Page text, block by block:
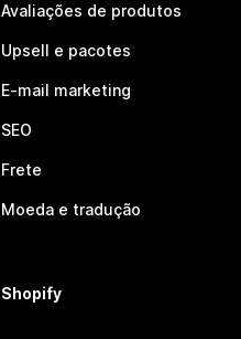
Avaliações de produtos
Upsell e pacotes
E-mail marketing
SEO
Frete
Moeda e tradução
Shopify